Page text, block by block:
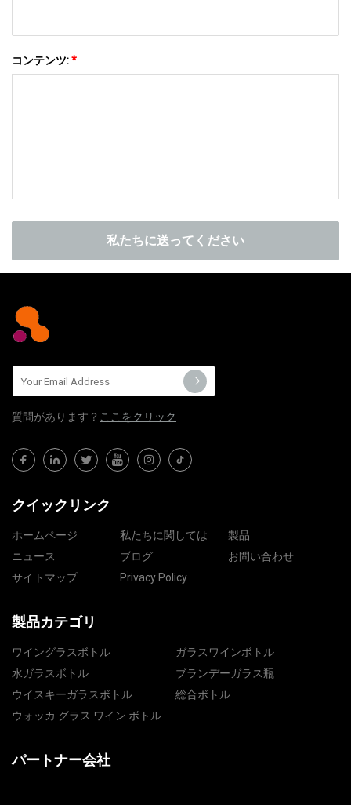
コンテンツ:*
私たちに送ってください
質問​​があります？ ここをクリック
クイックリンク
ホームページ 私たちに関しては
製品
ニュース
ブログ
お問い合わせ
サイトマップ
Privacy Policy
製品カテゴリ
ワイングラスボトル
ガラスワインボトル
水ガラスボトル
ブランデーガラス瓶
ウイスキーガラスボトル
総合ボトル
ウォッカ グラス ワイン ボトル
パートナー会社